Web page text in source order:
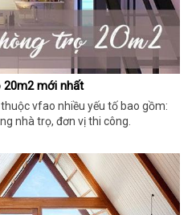
20m2 mới nhất
vfao nhiều yếu tố bao gồm:
nhà trọ, đơn vị thi công.